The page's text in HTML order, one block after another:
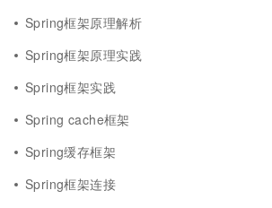
Spring框架原理解析
Spring框架原理实践
Spring框架实践
Spring cache框架
Spring缓存框架
Spring框架连接